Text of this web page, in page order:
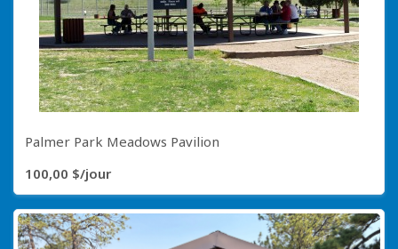
Palmer Park Meadows Pavilion
100,00 $/jour